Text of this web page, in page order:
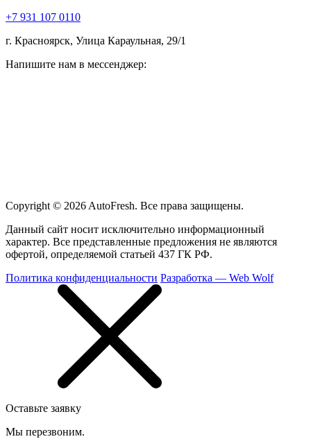
+7 931 107 0110
г. Красноярск, Улица Караульная, 29/1
Напишите нам в мессенджер:
Copyright © 2026 AutoFresh. Все права защищены.
Данный сайт носит исключительно информационный
характер. Все представленные предложения не являются
офертой, определяемой статьей 437 ГК РФ.
Политика конфиденциальности Разработка — Web Wolf
Оставьте заявку
Мы перезвоним.